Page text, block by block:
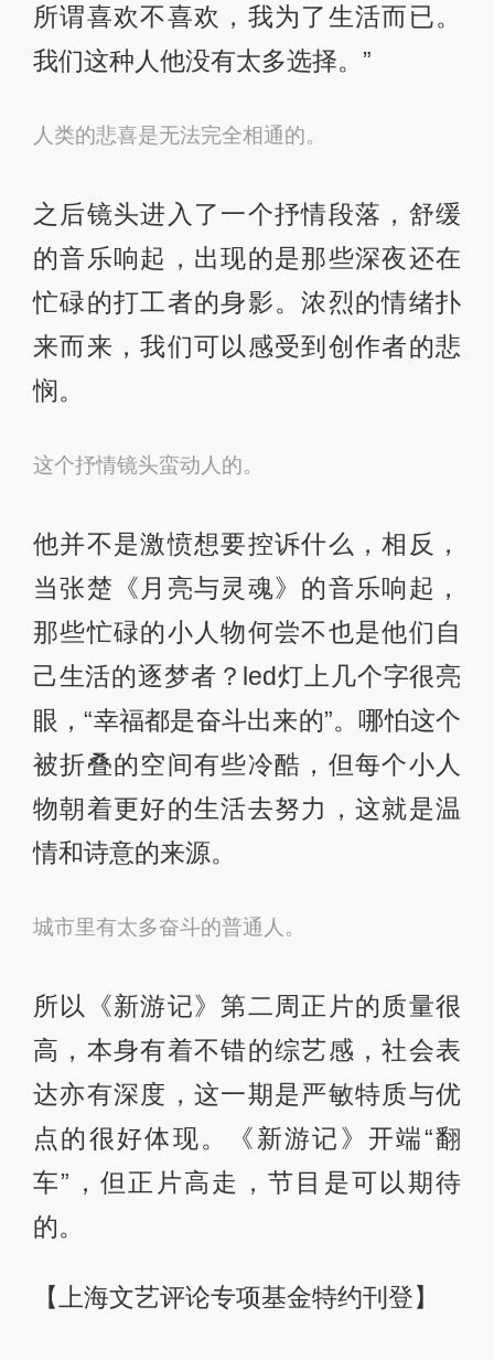
所谓喜欢不喜欢，我为了生活而已。
我们这种人他没有太多选择。”
人类的悲喜是无法完全相通的。
之后镜头进入了一个抒情段落，舒缓
的音乐响起，出现的是那些深夜还在
忙碌的打工者的身影。浓烈的情绪扑
来而来，我们可以感受到创作者的悲
悯。
这个抒情镜头蛮动人的。
他并不是激愤想要控诉什么，相反，
当张楚《月亮与灵魂》的音乐响起，
那些忙碌的小人物何尝不也是他们自
己生活的逐梦者？led灯上几个字很亮
眼，“幸福都是奋斗出来的”。哪怕这个
被折叠的空间有些冷酷，但每个小人
物朝着更好的生活去努力，这就是温
情和诗意的来源。
城市里有太多奋斗的普通人。
所以《新游记》第二周正片的质量很
高，本身有着不错的综艺感，社会表
达亦有深度，这一期是严敏特质与优
点的很好体现。《新游记》开端“翻
车”，但正片高走，节目是可以期待
的。
【上海文艺评论专项基金特约刊登】